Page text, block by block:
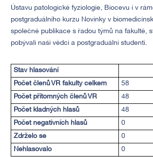
Ústavu patologické fyziologie, Biocevu i v
postgraduálního kurzu Novinky v
společné publikace s řadou týmů na fakultě,
pobývali naši vědci a postgraduální studenti.
Stav hlasování
Počet členů VR fakulty celkem 58
Počet přítomných členů VR 48
Počet kladných hlasů 48
Počet negativních hlasů 0
Zdrželo se 0
Nehlasovalo 0